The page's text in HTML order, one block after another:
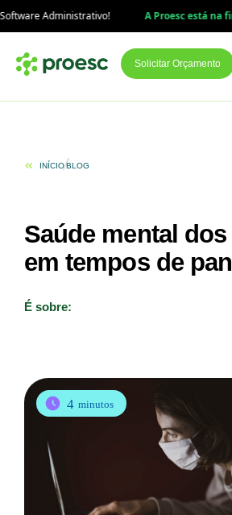
Administrativo! A Proesc está na final
Solicitar Orçamento
INÍCIOBLOG
Saúde mental
em tempos de
É sobre:
4 minutos